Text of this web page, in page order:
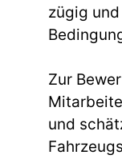
zügig
Zur
und